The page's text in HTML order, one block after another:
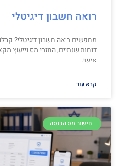
רואה חשבון דיגיטלי
מחפשים רואה חשבון דיגיטלי?
דוחות שנתיים, החזרי מס וייעוץ
אישי.
קרא עוד
| חישוב מס הכנסה